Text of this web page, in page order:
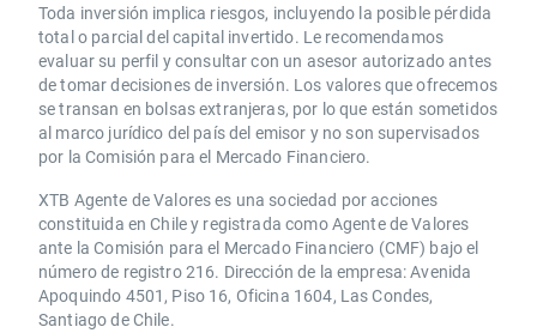
Toda inversión implica riesgos, incluyendo la posible pérdida
total o parcial del capital invertido. Le recomendamos
evaluar su perfil y consultar con un asesor autorizado antes
de tomar decisiones de inversión. Los valores que ofrecemos
se transan en bolsas extranjeras, por lo que están sometidos
al marco jurídico del país del emisor y no son supervisados
por la Comisión para el Mercado Financiero.
XTB Agente de Valores es una sociedad por acciones
constituida en Chile y registrada como Agente de Valores
ante la Comisión para el Mercado Financiero (CMF) bajo el
número de registro 216. Dirección de la empresa: Avenida
Apoquindo 4501, Piso 16, Oficina 1604, Las Condes,
Santiago de Chile.